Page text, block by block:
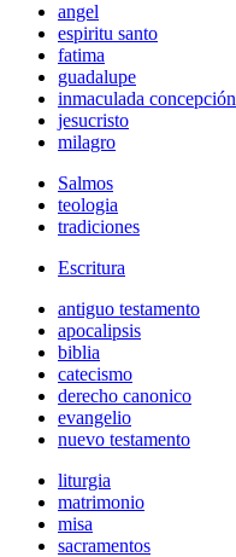
angel
espiritu santo
fatima
guadalupe
inmaculada concepción
jesucristo
milagro
Salmos
teologia
tradiciones
Escritura
antiguo testamento
apocalipsis
biblia
catecismo
derecho canonico
evangelio
nuevo testamento
liturgia
matrimonio
misa
sacramentos